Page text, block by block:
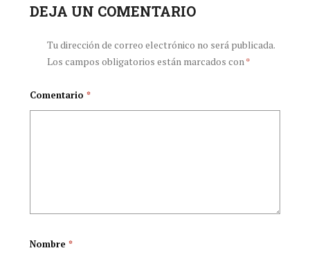
periodontal puede
ser un importante
sistémico
salud en Colombia?
DEJA UN COMENTARIO
Tu dirección de correo electrónico no será publicada.
Los campos obligatorios están marcados con *
Comentario *
Nombre *